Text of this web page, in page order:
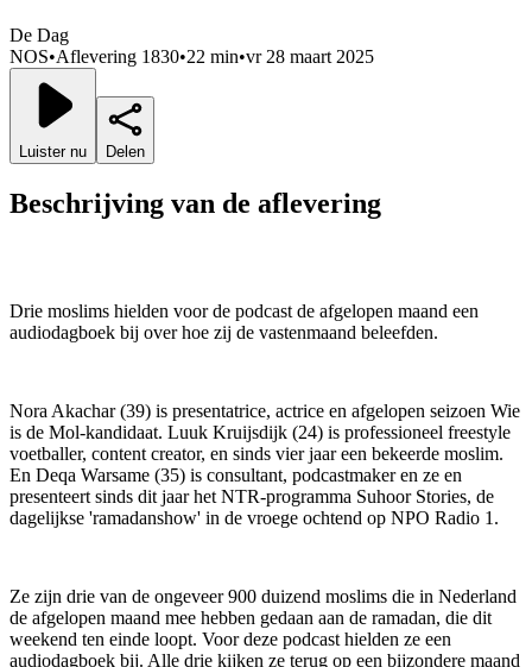
De Dag
NOS•Aflevering 1830•22 min•vr 28 maart 2025
Luister nu Delen
Beschrijving van de aflevering
Drie moslims hielden voor de podcast de afgelopen maand een
audiodagboek bij over hoe zij de vastenmaand beleefden.
Nora Akachar (39) is presentatrice, actrice en afgelopen seizoen Wie
is de Mol-kandidaat. Luuk Kruijsdijk (24) is professioneel freestyle
voetballer, content creator, en sinds vier jaar een bekeerde moslim.
En Deqa Warsame (35) is consultant, podcastmaker en ze en
presenteert sinds dit jaar het NTR-programma Suhoor Stories, de
dagelijkse 'ramadanshow' in de vroege ochtend op NPO Radio 1.
Ze zijn drie van de ongeveer 900 duizend moslims die in Nederland
de afgelopen maand mee hebben gedaan aan de ramadan, die dit
weekend ten einde loopt. Voor deze podcast hielden ze een
audiodagboek bij. Alle drie kijken ze terug op een bijzondere maand